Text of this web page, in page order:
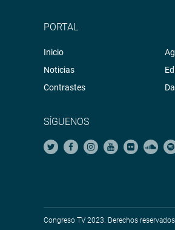
PORTAL
Inicio
Noticias
Contrastes
SÍGUENOS
Congreso TV 2023. Derechos reservados.